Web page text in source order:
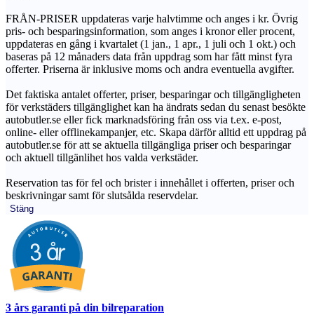
FRÅN-PRISER uppdateras varje halvtimme och anges i kr. Övrig
pris- och besparingsinformation, som anges i kronor eller procent,
uppdateras en gång i kvartalet (1 jan., 1 apr., 1 juli och 1 okt.) och
baseras på 12 månaders data från uppdrag som har fått minst fyra
offerter. Priserna är inklusive moms och andra eventuella avgifter.
Det faktiska antalet offerter, priser, besparingar och tillgängligheten
för verkstäders tillgänglighet kan ha ändrats sedan du senast besökte
autobutler.se eller fick marknadsföring från oss via t.ex. e-post,
online- eller offlinekampanjer, etc. Skapa därför alltid ett uppdrag på
autobutler.se för att se aktuella tillgängliga priser och besparingar
och aktuell tillgänlihet hos valda verkstäder.
Reservation tas för fel och brister i innehållet i offerten, priser och
beskrivningar samt för slutsålda reservdelar.
Stäng
3 års garanti på din bilreparation